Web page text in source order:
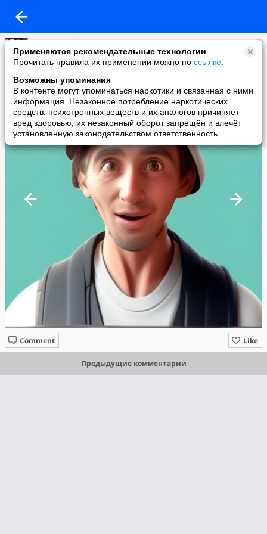
Применяются рекомендательные технологии
Прочитать правила их применении можно по ссылке
Возможны упоминания
В контенте могут упоминаться наркотики и связанная с ними
информация. Незаконное потребление наркотических
средств, психотропных веществ и их аналогов причиняет
вред здоровью, их незаконный оборот запрещён и влечёт
установленную законодательством ответственность
AndreyKudrin10101980
added a photo
23 Jan в 09:53
Like
Comment
Предыдущие комментарии